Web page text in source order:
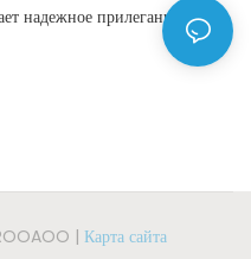
надежное прилегание к
Не требует сверления
и долговечная
| Карта сайта